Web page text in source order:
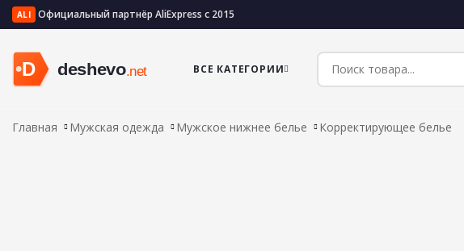
ALI Официальный партнёр AliExpress с 2015
ВСЕ КАТЕГОРИИ
Главная Мужская одежда Мужское нижнее белье Корректирующее белье